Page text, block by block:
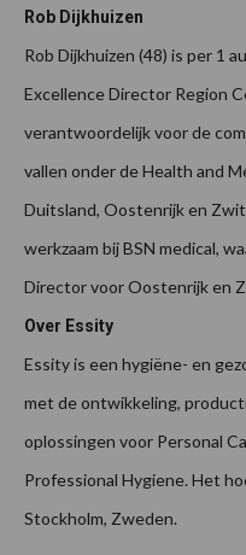
Rob Dijkhuizen
Rob Dijkhuizen (48) is per 1
Excellence Director Region
verantwoordelijk voor de
vallen onder de Health and
Duitsland, Oostenrijk en
werkzaam bij BSN medical,
Director voor Oostenrijk en
Over Essity
Essity is een hygiëne- en
met de ontwikkeling,
oplossingen voor Personal
Professional Hygiene. Het
Stockholm, Zweden.